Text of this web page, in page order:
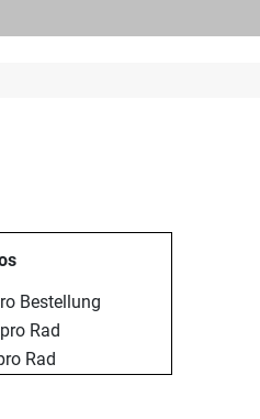
Bestellung
Rad
Rad